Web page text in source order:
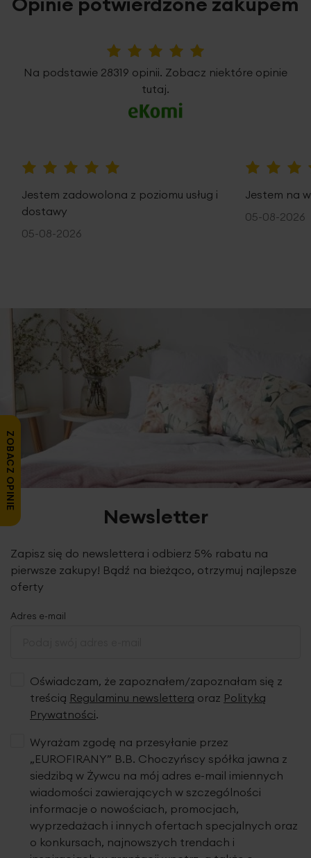
Na podstawie 28319 opinii. Zobacz niektóre opinie
tutaj.
Jestem zadowolona z poziomu usług i
dostawy
05-08-2026
Jestem na
05-08-2026
Newsletter
Zapisz się do newslettera i odbierz 5% rabatu na
pierwsze zakupy! Bądź na bieżąco, otrzymuj najlepsze
oferty
Adres e-mail
Oświadczam, że zapoznałem/zapoznałam się z
treścią Regulaminu newslettera oraz Polityką
Prywatności.
Wyrażam zgodę na przesyłanie przez
„EUROFIRANY” B.B. Choczyńscy spółka jawna z
siedzibą w Żywcu na mój adres e-mail imiennych
wiadomości zawierających w szczególności
informacje o nowościach, promocjach,
wyprzedażach i innych ofertach specjalnych oraz
o konkursach, najnowszych trendach i
ZOBACZ OPINIE